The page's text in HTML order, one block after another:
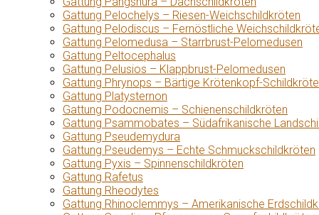
Gattung Pelochelys – Riesen-Weichschildkröten
Gattung Pelodiscus – Fernöstliche
Gattung Pelomedusa – Starrbrust-Pelomedusen
Gattung Peltocephalus
Gattung Pelusios – Klappbrust-Pelomedusen
Gattung Phrynops – Bärtige Krötenkopf-
Gattung Platysternon
Gattung Podocnemis – Schienenschildkröten
Gattung Psammobates – Südafrikanische
Gattung Pseudemydura
Gattung Pseudemys – Echte Schmuckschildkröten
Gattung Pyxis – Spinnenschildkröten
Gattung Rafetus
Gattung Rheodytes
Gattung Rhinoclemmys – Amerikanische